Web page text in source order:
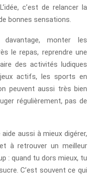
c’est de relancer la
bonnes sensations.
monter les
le repas, reprendre une
des activités ludiques
actifs, les sports en
peuvent aussi très bien
régulièrement, pas de
aussi à mieux digérer,
à retrouver un meilleur
: quand tu dors mieux, tu
C’est souvent ce qui